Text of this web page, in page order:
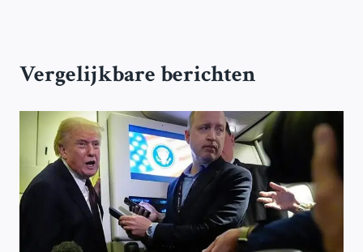
Vergelijkbare berichten